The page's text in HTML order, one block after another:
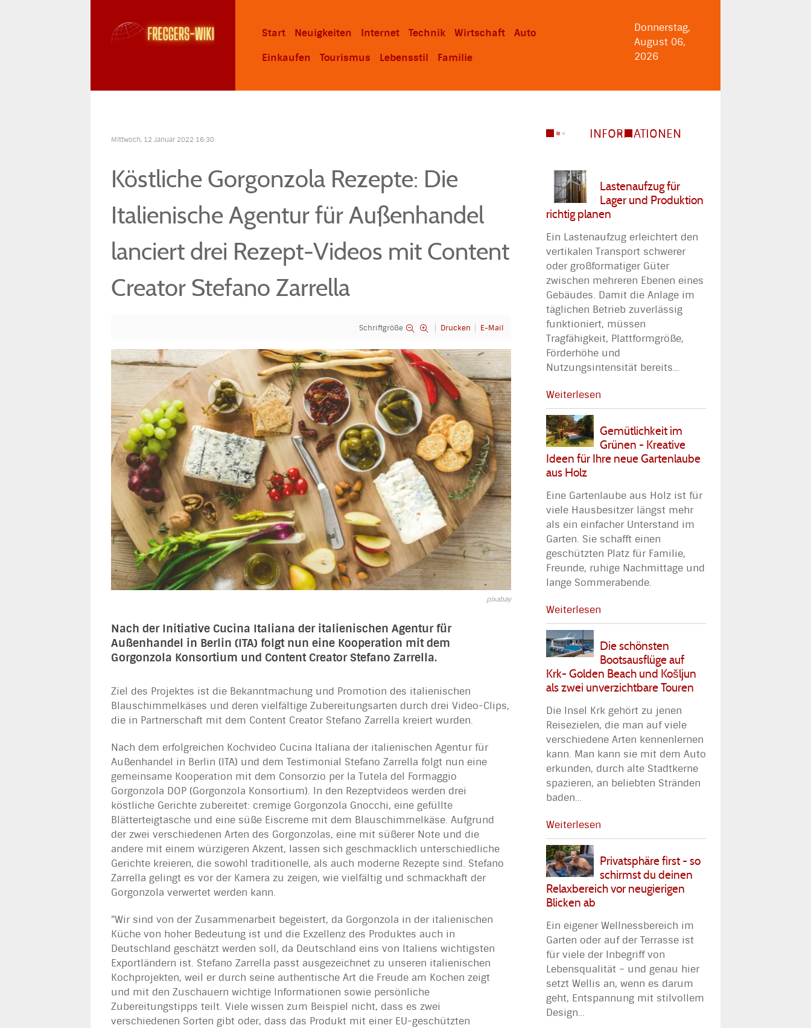
Start Neuigkeiten Internet Technik Wirtschaft
Auto
Einkaufen
Tourismus Lebensstil Familie
Donnerstag,
August 06,
2026
Mittwoch, 12 Januar 2022 16:30
Köstliche Gorgonzola Rezepte: Die
Italienische Agentur für Außenhandel
lanciert drei Rezept-Videos mit Content
Creator Stefano Zarrella
Schriftgröße Drucken E-Mail
pixabay
Nach der Initiative Cucina Italiana der italienischen Agentur für
Außenhandel in Berlin (ITA) folgt nun eine Kooperation mit dem
Gorgonzola Konsortium und Content Creator Stefano Zarrella.
Ziel des Projektes ist die Bekanntmachung und Promotion des italienischen
Blauschimmelkäses und deren vielfältige Zubereitungsarten durch drei Video-Clips,
die in Partnerschaft mit dem Content Creator Stefano Zarrella kreiert wurden.
Nach dem erfolgreichen Kochvideo Cucina Italiana der italienischen Agentur für
Außenhandel in Berlin (ITA) und dem Testimonial Stefano Zarrella folgt nun eine
gemeinsame Kooperation mit dem Consorzio per la Tutela del Formaggio
Gorgonzola DOP (Gorgonzola Konsortium). In den Rezeptvideos werden drei
köstliche Gerichte zubereitet: cremige Gorgonzola Gnocchi, eine gefüllte
Blätterteigtasche und eine süße Eiscreme mit dem Blauschimmelkäse. Aufgrund
der zwei verschiedenen Arten des Gorgonzolas, eine mit süßerer Note und die
andere mit einem würzigeren Akzent, lassen sich geschmacklich unterschiedliche
Gerichte kreieren, die sowohl traditionelle, als auch moderne Rezepte sind. Stefano
Zarrella gelingt es vor der Kamera zu zeigen, wie vielfältig und schmackhaft der
Gorgonzola verwertet werden kann.
"Wir sind von der Zusammenarbeit begeistert, da Gorgonzola in der italienischen
Küche von hoher Bedeutung ist und die Exzellenz des Produktes auch in
Deutschland geschätzt werden soll, da Deutschland eins von Italiens wichtigsten
Exportländern ist. Stefano Zarrella passt ausgezeichnet zu unseren italienischen
Kochprojekten, weil er durch seine authentische Art die Freude am Kochen zeigt
und mit den Zuschauern wichtige Informationen sowie persönliche
Zubereitungstipps teilt. Viele wissen zum Beispiel nicht, dass es zwei
verschiedenen Sorten gibt oder, dass das Produkt mit einer EU-geschützten
INFORMATIONEN
Lastenaufzug für
Lager und Produktion
richtig planen
Ein Lastenaufzug erleichtert den
vertikalen Transport schwerer
oder großformatiger Güter
zwischen mehreren Ebenen eines
Gebäudes. Damit die Anlage im
täglichen Betrieb zuverlässig
funktioniert, müssen
Tragfähigkeit, Plattformgröße,
Förderhöhe und
Nutzungsintensität bereits…
Weiterlesen
Gemütlichkeit im
Grünen - Kreative
Ideen für Ihre neue Gartenlaube
aus Holz
Eine Gartenlaube aus Holz ist für
viele Hausbesitzer längst mehr
als ein einfacher Unterstand im
Garten. Sie schafft einen
geschützten Platz für Familie,
Freunde, ruhige Nachmittage und
lange Sommerabende.
Weiterlesen
Die schönsten
Bootsausflüge auf
Krk- Golden Beach und Košljun
als zwei unverzichtbare Touren
Die Insel Krk gehört zu jenen
Reisezielen, die man auf viele
verschiedene Arten kennenlernen
kann. Man kann sie mit dem Auto
erkunden, durch alte Stadtkerne
spazieren, an beliebten Stränden
baden…
Weiterlesen
Privatsphäre first - so
schirmst du deinen
Relaxbereich vor neugierigen
Blicken ab
Ein eigener Wellnessbereich im
Garten oder auf der Terrasse ist
für viele der Inbegriff von
Lebensqualität – und genau hier
setzt Wellis an, wenn es darum
geht, Entspannung mit stilvollem
Design…